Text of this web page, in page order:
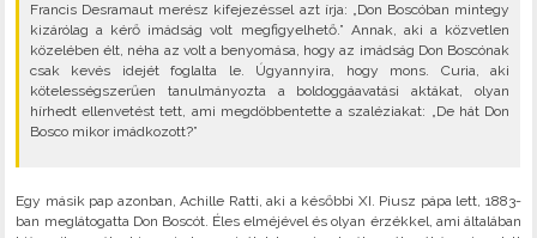
Francis Desramaut merész kifejezéssel azt írja: „Don Boscóban mintegy
kizárólag a kérő imádság volt megfigyelhető.” Annak, aki a közvetlen
közelében élt, néha az volt a benyomása, hogy az imádság Don Boscónak
csak kevés idejét foglalta le. Úgyannyira, hogy mons. Curia, aki
kötelességszerűen tanulmányozta a boldoggáavatási aktákat, olyan
hírhedt ellenvetést tett, ami megdöbbentette a szaléziakat: „De hát Don
Bosco mikor imádkozott?”
Egy másik pap azonban, Achille Ratti, aki a későbbi XI. Piusz pápa lett, 1883-
ban meglátogatta Don Boscót. Éles elméjével és olyan érzékkel, ami általában